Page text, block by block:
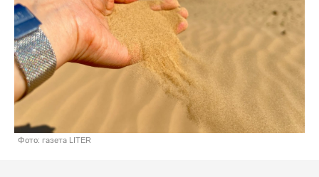
Фото: газета LITER